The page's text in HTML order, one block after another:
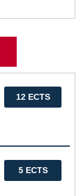
12 ECTS
5 ECTS